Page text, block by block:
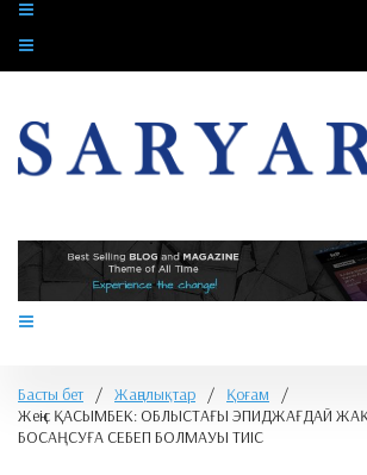
Басты бет / Жаңалықтар / Қоғам
/
Жеңіс ҚАСЫМБЕК: ОБЛЫСТАҒЫ ЭПИДЖАҒДАЙ
БОСАҢСУҒА СЕБЕП БОЛМАУЫ ТИІС